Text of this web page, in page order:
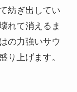
紡ぎ出してい
れて消えるま
の力強いサウ
り上げます。